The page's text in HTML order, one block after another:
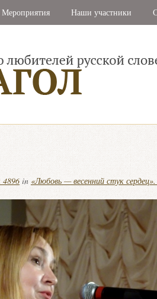
Мероприятия Наши участники
4896 in «Любовь — весенний стук